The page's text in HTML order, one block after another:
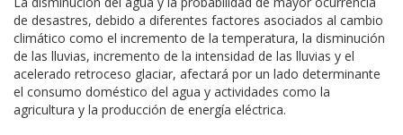
de desastres, debido a diferentes factores asociados al cambio
climático como el incremento de la temperatura, la disminución
de las lluvias, incremento de la intensidad de las lluvias y el
acelerado retroceso glaciar, afectará por un lado determinante
el consumo doméstico del agua y actividades como la
agricultura y la producción de energía eléctrica.